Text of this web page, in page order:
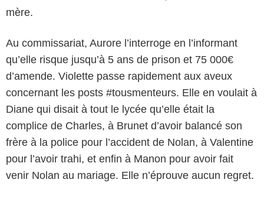
mère.
Au commissariat, Aurore l’interroge en l’informant
qu’elle risque jusqu’à 5 ans de prison et 75 000€
d’amende. Violette passe rapidement aux aveux
concernant les posts #tousmenteurs. Elle en voulait à
Diane qui disait à tout le lycée qu’elle était la
complice de Charles, à Brunet d’avoir balancé son
frère à la police pour l’accident de Nolan, à Valentine
pour l’avoir trahi, et enfin à Manon pour avoir fait
venir Nolan au mariage. Elle n’éprouve aucun regret.